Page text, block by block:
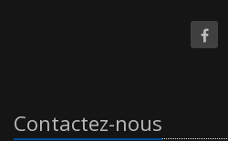
Contactez-nous